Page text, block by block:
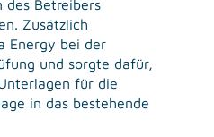
des Betreibers
Zusätzlich
Energy bei der
und sorgte dafür,
für die
in das bestehende